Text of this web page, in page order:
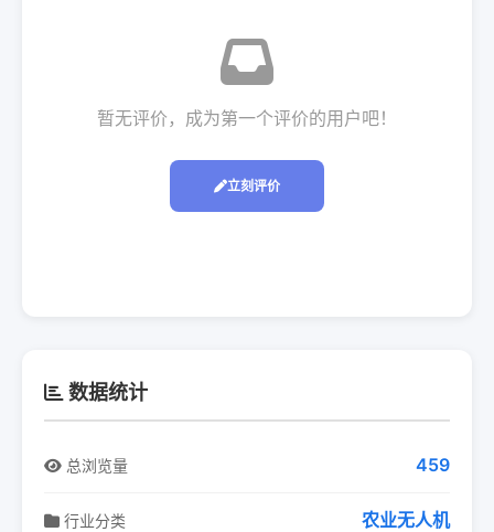
暂无评价，成为第一个评价的用户吧！
立刻评价
数据统计
总浏览量 459
行业分类 农业无人机